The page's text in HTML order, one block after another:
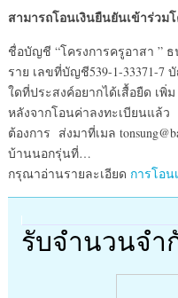
สามารถโอนเงินยืนยันเข้าร่วม
ชื่อบัญชี “โครงการครูอาสา ”
ราย เลขที่บัญชี539-1-33371-
ใดที่ประสงค์อยากได้เสื้อยืด เ
หลังจากโอนค่าลงทะเบียนแล้ว
ต้องการ ส่งมาที่เมล
บ้านนอกรุ่นที่…
กรุณาอ่านรายละเอียด การโอน
รับจำนวนจำ